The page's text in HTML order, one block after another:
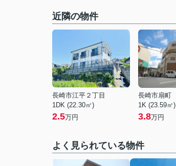
近隣の物件
長崎市江平２丁目
1DK (22.30㎡)
2.5万円
長崎市扇町
1K (23.59㎡)
3.8万円
よく見られている物件